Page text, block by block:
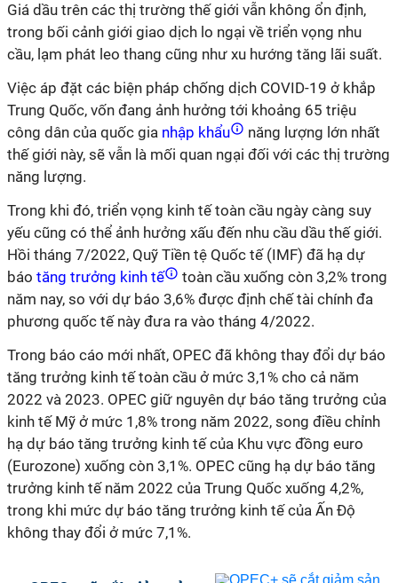
Giá dầu trên các thị trường thế giới vẫn không ổn định,
trong bối cảnh giới giao dịch lo ngại về triển vọng nhu
cầu, lạm phát leo thang cũng như xu hướng tăng lãi suất.
Việc áp đặt các biện pháp chống dịch COVID-19 ở khắp
Trung Quốc, vốn đang ảnh hưởng tới khoảng 65 triệu
công dân của quốc gia nhập khẩu
năng lượng lớn nhất
thế giới này, sẽ vẫn là mối quan ngại đối với các thị trường
năng lượng.
Trong khi đó, triển vọng kinh tế toàn cầu ngày càng suy
yếu cũng có thể ảnh hưởng xấu đến nhu cầu dầu thế giới.
Hồi tháng 7/2022, Quỹ Tiền tệ Quốc tế (IMF) đã hạ dự
báo tăng trưởng kinh tế
toàn cầu xuống còn 3,2% trong
năm nay, so với dự báo 3,6% được định chế tài chính đa
phương quốc tế này đưa ra vào tháng 4/2022.
Trong báo cáo mới nhất, OPEC đã không thay đổi dự báo
tăng trưởng kinh tế toàn cầu ở mức 3,1% cho cả năm
2022 và 2023. OPEC giữ nguyên dự báo tăng trưởng của
kinh tế Mỹ ở mức 1,8% trong năm 2022, song điều chỉnh
hạ dự báo tăng trưởng kinh tế của Khu vực đồng euro
(Eurozone) xuống còn 3,1%. OPEC cũng hạ dự báo tăng
trưởng kinh tế năm 2022 của Trung Quốc xuống 4,2%,
trong khi mức dự báo tăng trưởng kinh tế của Ấn Độ
không thay đổi ở mức 7,1%.